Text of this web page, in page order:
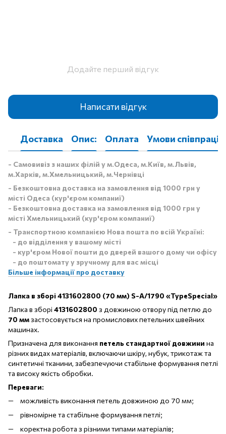
Додайте перший відгук
Написати відгук
Доставка Опис: Оплата Умови співпраці
- Самовивіз з наших філій у м.Одеса, м.Київ, м.Львів,
м.Харків, м.Хмельницький, м.Чернівці
- Безкоштовна доставка на замовлення від 1000 грн у
місті Одеса (кур'єром компаниї)
- Безкоштовна доставка на замовлення від 1000 грн у
місті Хмельницький (кур'єром компаниї)
- Транспортною компанією Нова пошта по всій Україні:
- до відділення у вашому місті
- кур'єром Нової пошти до дверей вашого дому чи офісу
- до поштомату у зручному для вас місці
Більше інформації про доставку
Лапка в зборі 4131602800 (70 мм) S-A/1790 «TypeSpecial»
Лапка в зборі 4131602800 з довжиною отвору під петлю до
70 ммзастосовується на промислових петельних швейних
машинах.
Призначена для виконання петель стандартної довжини на
різних видах матеріалів, включаючи шкіру, нубук, трикотаж та
синтетичні тканини, забезпечуючи стабільне формування петлі
та високу якість обробки.
Переваги:
можливість виконання петель довжиною до 70 мм;
рівномірне та стабільне формування петлі;
коректна робота з різними типами матеріалів;